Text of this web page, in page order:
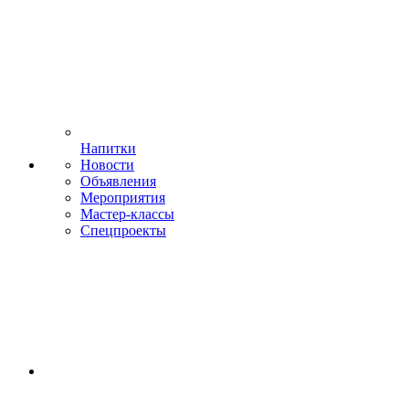
Напитки
Новости
Объявления
Мероприятия
Мастер-классы
Спецпроекты